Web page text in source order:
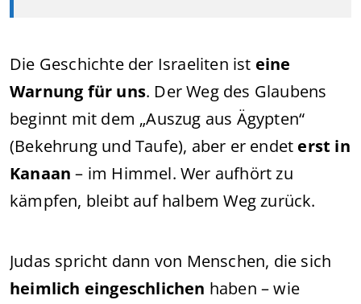
Die Geschichte der Israeliten ist eine
Warnung für uns. Der Weg des Glaubens
beginnt mit dem „Auszug aus Ägypten“
(Bekehrung und Taufe), aber er endet erst in
Kanaan – im Himmel. Wer aufhört zu
kämpfen, bleibt auf halbem Weg zurück.
Judas spricht dann von Menschen, die sich
heimlich eingeschlichen haben – wie